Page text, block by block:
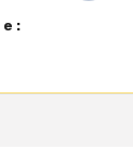
e :